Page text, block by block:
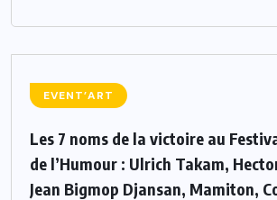
EVENT’ART
Les 7 noms de la victoire au
de l’Humour : Ulrich Takam,
Jean Bigmop Djansan, Mamiton,